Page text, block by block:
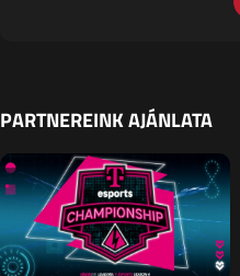
PARTNEREINK AJÁNLATA